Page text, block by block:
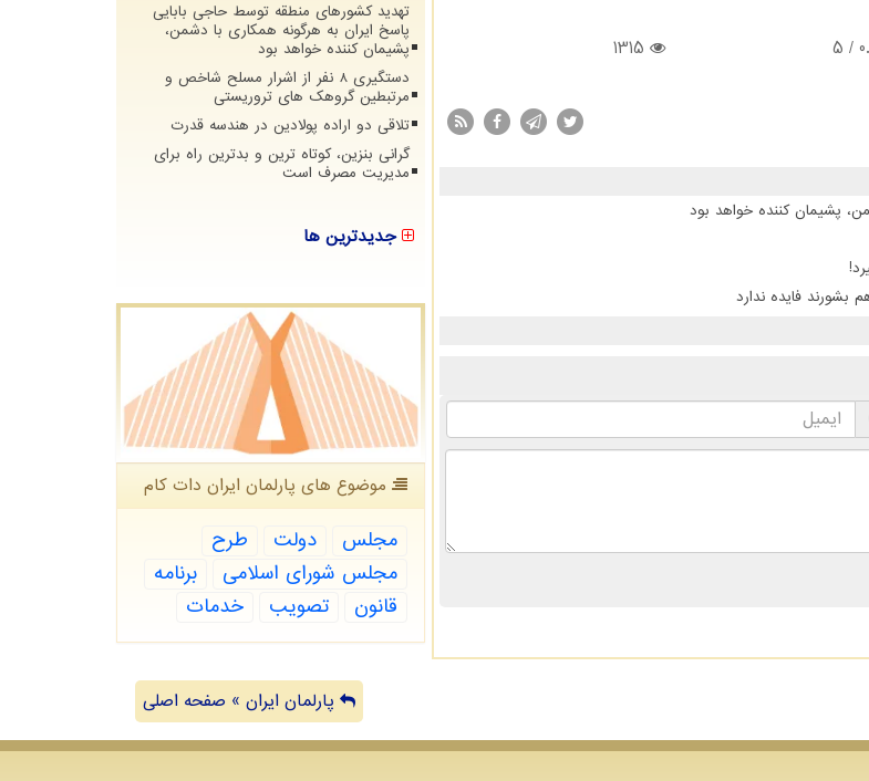
/ 5
1315
پشیمان کننده خواهد بود
فایده ندارد
تهدید کشورهای منطقه توسط حاجی بابایی
پاسخ ایران به هرگونه همکاری با دشمن،
پشیمان کننده خواهد بود
دستگیری 8 نفر از اشرار مسلح شاخص و
مرتبطین گروهک های تروریستی
تلاقی دو اراده پولادین در هندسه قدرت
گرانی بنزین، کوتاه ترین و بدترین راه برای
مدیریت مصرف است
جدیدترین ها
موضوع های پارلمان ایران دات كام
مجلس دولت
طرح
مجلس شورای اسلامی
برنامه
قانون
تصویب خدمات
پارلمان ایران » صفحه اصلی